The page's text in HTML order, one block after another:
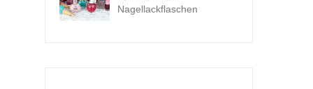
Nagellackflaschen